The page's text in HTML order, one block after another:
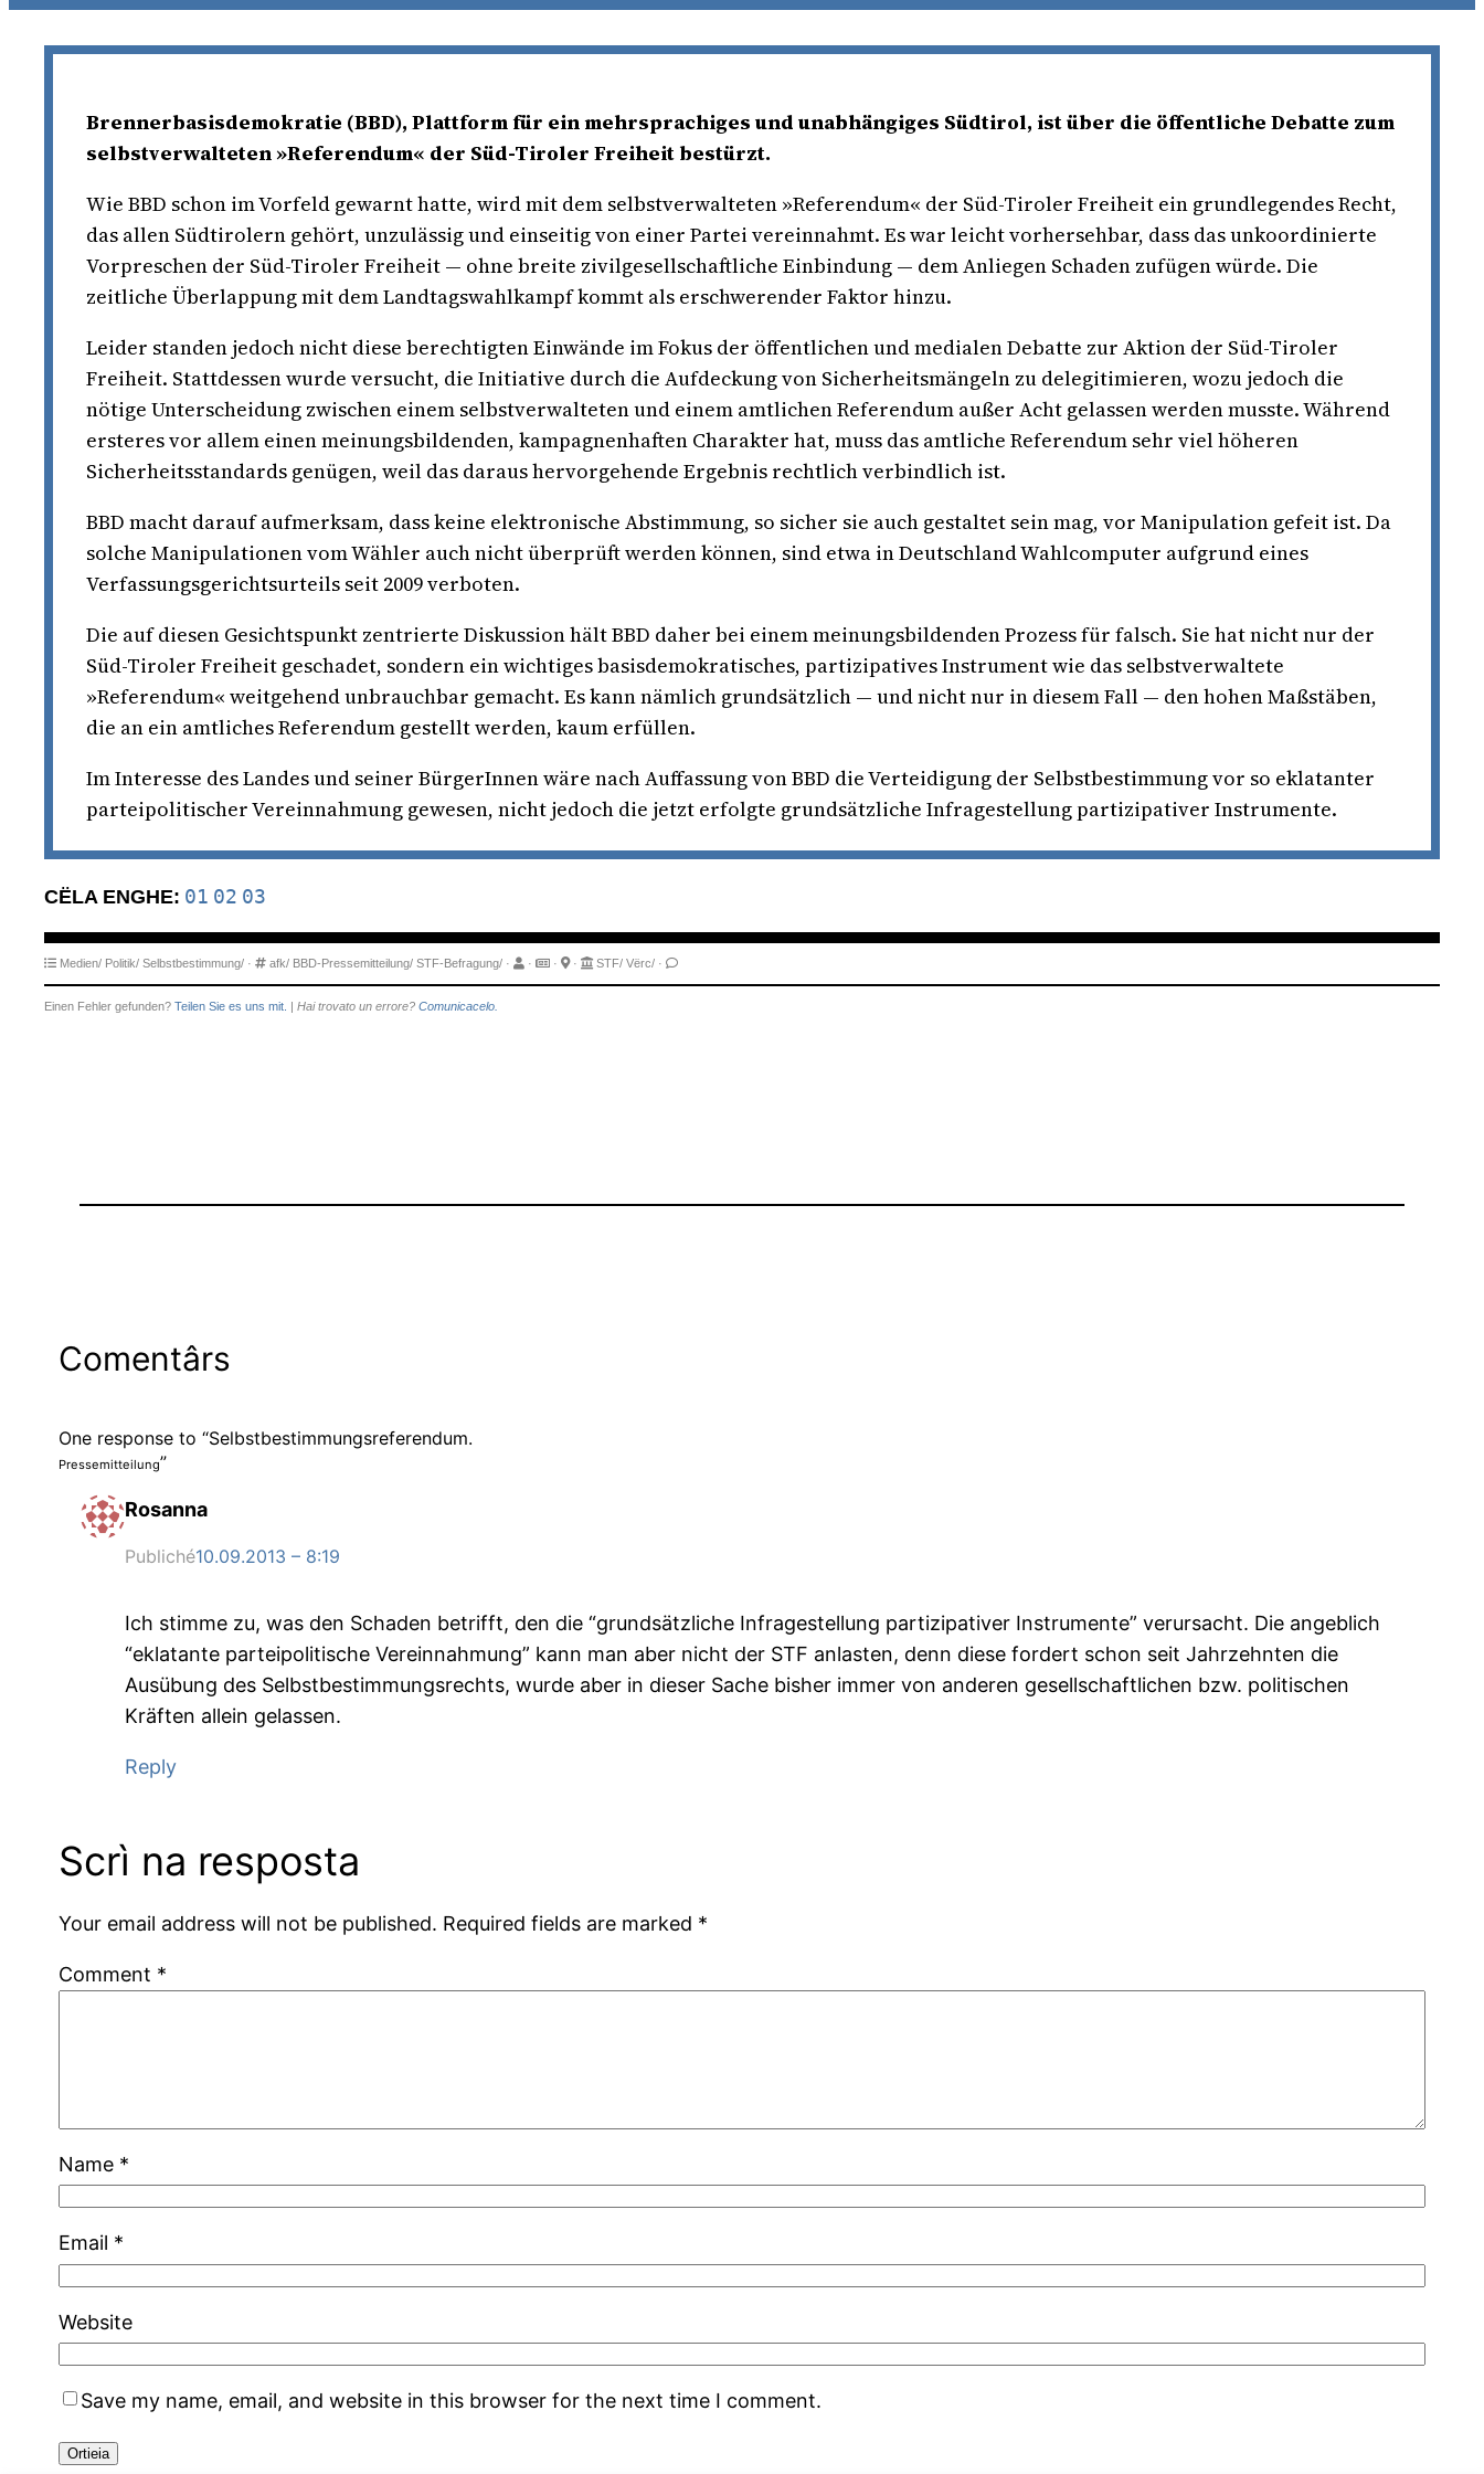
Brennerbasisdemokratie (BBD), Plattform für ein mehrsprachiges und unabhängiges Südtirol, ist über die öffentliche Debatte zum
selbstverwalteten »Referendum« der Süd-Tiroler Freiheit bestürzt.
Wie BBD schon im Vorfeld gewarnt hatte, wird mit dem selbstverwalteten »Referendum« der Süd-Tiroler Freiheit ein grundlegendes Recht,
das allen Südtirolern gehört, unzulässig und einseitig von einer Partei vereinnahmt. Es war leicht vorhersehbar, dass das unkoordinierte
Vorpreschen der Süd-Tiroler Freiheit — ohne breite zivilgesellschaftliche Einbindung — dem Anliegen Schaden zufügen würde. Die
zeitliche Überlappung mit dem Landtagswahlkampf kommt als erschwerender Faktor hinzu.
Leider standen jedoch nicht diese berechtigten Einwände im Fokus der öffentlichen und medialen Debatte zur Aktion der Süd-Tiroler
Freiheit. Stattdessen wurde versucht, die Initiative durch die Aufdeckung von Sicherheitsmängeln zu delegitimieren, wozu jedoch die
nötige Unterscheidung zwischen einem selbstverwalteten und einem amtlichen Referendum außer Acht gelassen werden musste. Während
ersteres vor allem einen meinungsbildenden, kampagnenhaften Charakter hat, muss das amtliche Referendum sehr viel höheren
Sicherheitsstandards genügen, weil das daraus hervorgehende Ergebnis rechtlich verbindlich ist.
BBD macht darauf aufmerksam, dass keine elektronische Abstimmung, so sicher sie auch gestaltet sein mag, vor Manipulation gefeit ist. Da
solche Manipulationen vom Wähler auch nicht überprüft werden können, sind etwa in Deutschland Wahlcomputer aufgrund eines
Verfassungsgerichtsurteils seit 2009 verboten.
Die auf diesen Gesichtspunkt zentrierte Diskussion hält BBD daher bei einem meinungsbildenden Prozess für falsch. Sie hat nicht nur der
Süd-Tiroler Freiheit geschadet, sondern ein wichtiges basisdemokratisches, partizipatives Instrument wie das selbstverwaltete
»Referendum« weitgehend unbrauchbar gemacht. Es kann nämlich grundsätzlich — und nicht nur in diesem Fall — den hohen Maßstäben,
die an ein amtliches Referendum gestellt werden, kaum erfüllen.
Im Interesse des Landes und seiner BürgerInnen wäre nach Auffassung von BBD die Verteidigung der Selbstbestimmung vor so eklatanter
parteipolitischer Vereinnahmung gewesen, nicht jedoch die jetzt erfolgte grundsätzliche Infragestellung partizipativer Instrumente.
CËLA ENGHE: 01 02 03
Medien/ Politik/ Selbstbestimmung/ · afk/ BBD-Pressemitteilung/ STF-Befragung/ · · · · STF/ Vërc/ ·
Einen Fehler gefunden? Teilen Sie es uns mit. | Hai trovato un errore? Comunicacelo.
Comentârs
One response to “Selbstbestimmungsreferendum.
Pressemitteilung”
Rosanna
Publiché10.09.2013 – 8:19
Ich stimme zu, was den Schaden betrifft, den die “grundsätzliche Infragestellung partizipativer Instrumente” verursacht. Die angeblich
“eklatante parteipolitische Vereinnahmung” kann man aber nicht der STF anlasten, denn diese fordert schon seit Jahrzehnten die
Ausübung des Selbstbestimmungsrechts, wurde aber in dieser Sache bisher immer von anderen gesellschaftlichen bzw. politischen
Kräften allein gelassen.
Reply
Scrì na resposta
Your email address will not be published. Required fields are marked *
Comment *
Name *
Email *
Website
Save my name, email, and website in this browser for the next time I comment.